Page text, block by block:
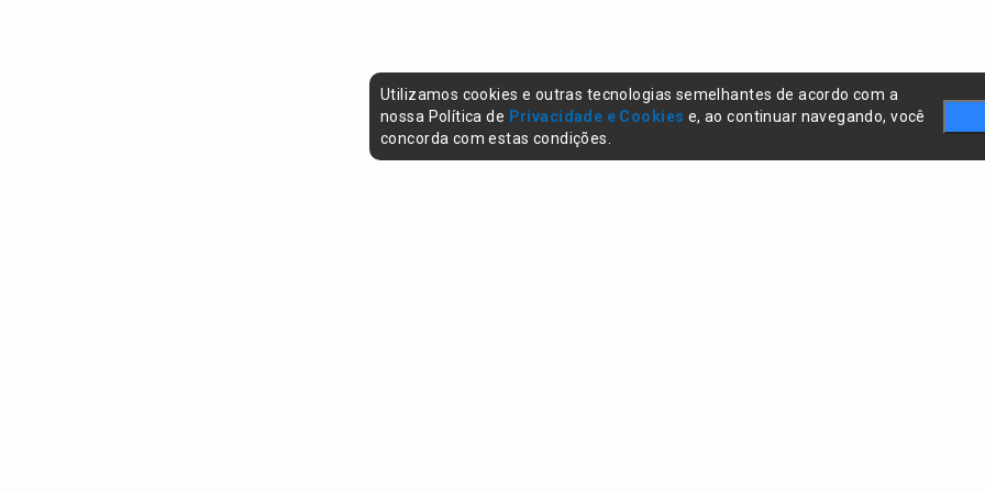
Utilizamos cookies e outras tecnologias semelhantes de acordo com a
nossa Política de Privacidade e Cookies e, ao continuar navegando, você
concorda com estas condições.